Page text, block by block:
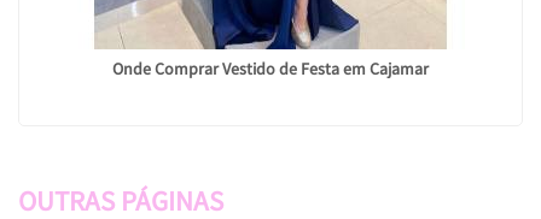
Onde Comprar Vestido de Festa em Cajamar
OUTRAS PÁGINAS